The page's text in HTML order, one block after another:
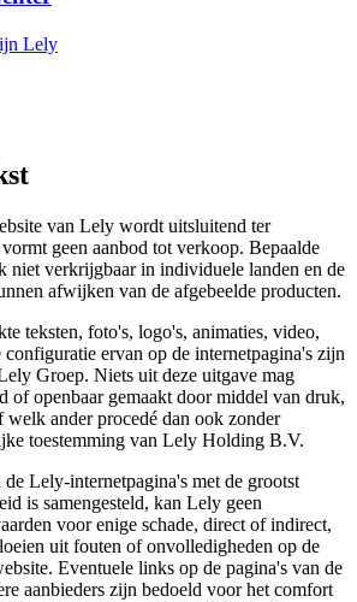
Lely
van Lely wordt uitsluitend ter
geen aanbod tot verkoop. Bepaalde
niet verkrijgbaar in individuele landen en de
afwijken van de afgebeelde producten.
teksten, foto's, logo's, animaties, video,
ervan op de internetpagina's zijn
Groep. Niets uit deze uitgave mag
of openbaar gemaakt door middel van druk,
ander procedé dan ook zonder
toestemming van Lely Holding B.V.
Lely-internetpagina's met de grootst
is samengesteld, kan Lely geen
voor enige schade, direct of indirect,
uit fouten of onvolledigheden op de
Eventuele links op de pagina's van de
aanbieders zijn bedoeld voor het comfort